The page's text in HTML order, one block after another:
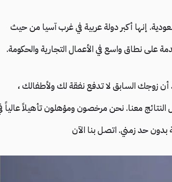
إنها أكبر دولة عربية في غرب آسيا من حيث
على نطاق واسع في الأعمال التجارية والحكومة.
أن زوجك السابق لا تدفع نفقة لك ولأطفالك ،
معنا. نحن مرخصون ومؤهلون تأهيلاً عالياً
حد زمني. اتصل بنا الآن